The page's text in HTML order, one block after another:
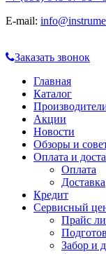
E-mail:
Заказать звонок
Главная
Каталог
Акции
Новости
Обзоры и
Оплата и
Оплата
Доставка
Кредит
Сервисный
Прайс
Забор и